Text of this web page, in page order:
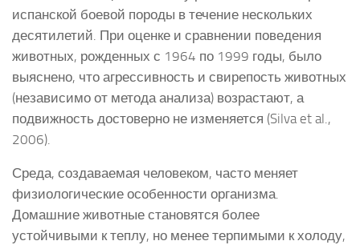
испанской боевой породы в течение нескольких
десятилетий. При оценке и сравнении поведения
животных, рожденных с 1964 по 1999 годы, было
выяснено, что агрессивность и свирепость животных
(независимо от метода анализа) возрастают, а
подвижность достоверно не изменяется (Silva et al.,
2006).
Среда, создаваемая человеком, часто меняет
физиологические особенности организма.
Домашние животные становятся более
устойчивыми к теплу, но менее терпимыми к холоду,